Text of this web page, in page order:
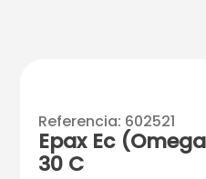
Referencia: 602521
Epax Ec
30 C